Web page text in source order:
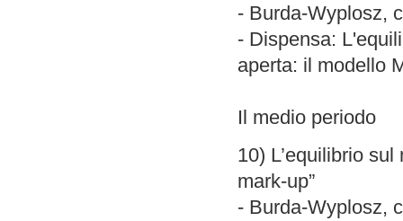
- Burda-Wyplosz,
- Dispensa:
aperta: il modello
Il medio periodo
10) L’equilibrio
mark-up”
- Burda-Wyplosz,